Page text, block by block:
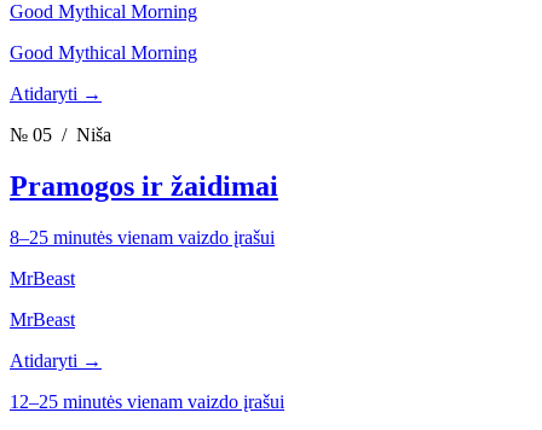
Good Mythical Morning
Good Mythical Morning
Atidaryti →
№ 05 / Niša
Pramogos ir žaidimai
8–25 minutės vienam vaizdo įrašui
MrBeast
MrBeast
Atidaryti →
12–25 minutės vienam vaizdo įrašui